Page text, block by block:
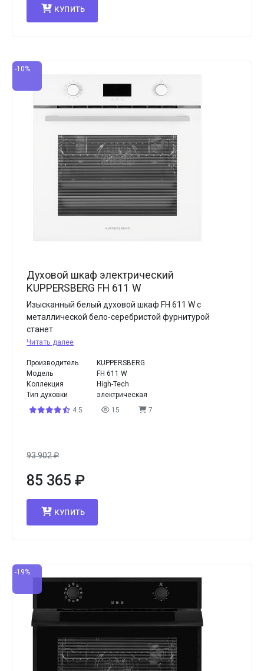
КУПИТЬ
-10%
Духовой шкаф электрический
KUPPERSBERG FH 611 W
Изысканный белый духовой шкаф FH 611 W с
металлической бело-серебристой фурнитурой
станет
Читать далее
Производитель
KUPPERSBERG
Модель
FH 611 W
Коллекция
High-Tech
Тип духовки
электрическая
4.5
15 7
93 902₽
85 365 ₽
КУПИТЬ
-19%